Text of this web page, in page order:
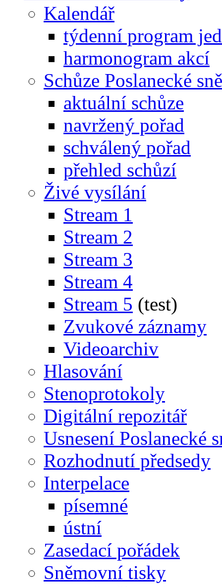
Kalendář
týdenní program
harmonogram akcí
Schůze Poslanecké
aktuální schůze
navržený pořad
schválený pořad
přehled schůzí
Živé vysílání
Stream 1
Stream 2
Stream 3
Stream 4
Stream 5 (test)
Zvukové záznamy
Videoarchiv
Hlasování
Stenoprotokoly
Digitální repozitář
Usnesení Poslanecké
Rozhodnutí předsedy
Interpelace
písemné
ústní
Zasedací pořádek
Sněmovní tisky